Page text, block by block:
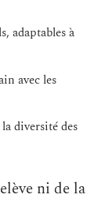
adaptables à
avec les
diversité des
ni de la